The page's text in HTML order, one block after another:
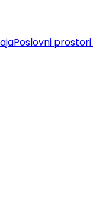
Poslovni